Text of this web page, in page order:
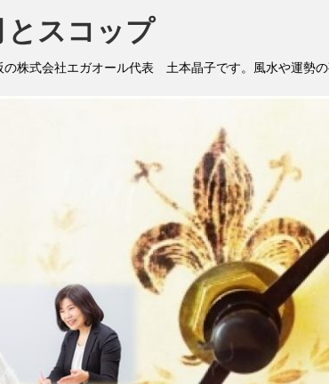
とスコップ
の株式会社エガオール代表 土本晶子です。風水や運勢